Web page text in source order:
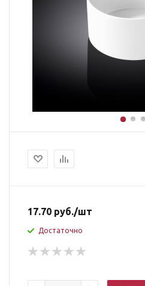
17.70 руб./шт
Достаточно